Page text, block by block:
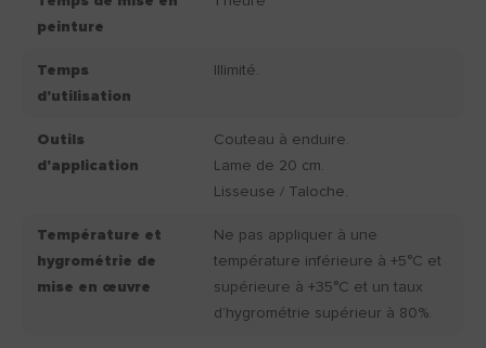
peinture
Temps
d'utilisation
Illimité.
Outils
d'application
Couteau à enduire.
Lame de 20 cm.
Lisseuse / Taloche.
Température et
hygrométrie de
mise en œuvre
Ne pas appliquer à une
température inférieure à +5°C et
supérieure à +35°C et un taux
d’hygrométrie supérieur à 80%.